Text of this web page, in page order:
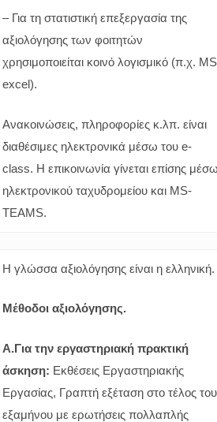
– Για τη στατιστική επεξεργασία της
αξιολόγησης των φοιτητών
χρησιμοποιείται κοινό λογισμικό (π.χ. MS
excel).
Ανακοινώσεις, πληροφορίες κ.λπ. είναι
διαθέσιμες ηλεκτρονικά μέσω του e-
class. Η επικοινωνία γίνεται επίσης
ηλεκτρονικού ταχυδρομείου και MS-
TEAMS.
Η γλώσσα αξιολόγησης είναι η ελληνική.
Μέθοδοι αξιολόγησης.
Α.Για την εργαστηριακή πρακτική
άσκηση: Εκθέσεις Εργαστηριακής
Εργασίας, Γραπτή εξέταση στο τέλος του
εξαμήνου με ερωτήσεις πολλαπλής